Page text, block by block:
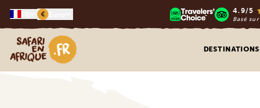
€ 4.9/5
Basé sur
Safari en Afrique
DESTINATIONS